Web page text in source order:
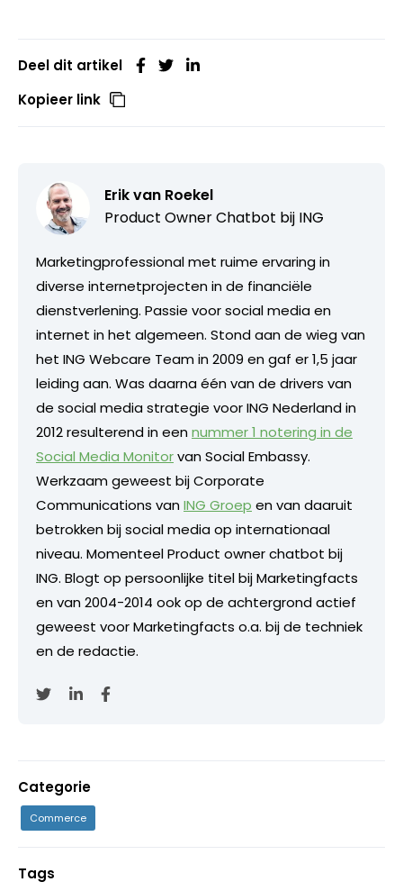
Deel dit artikel
Kopieer link
Erik van Roekel
Product Owner Chatbot bij ING
Marketingprofessional met ruime ervaring in
diverse internetprojecten in de financiële
dienstverlening. Passie voor social media en
internet in het algemeen. Stond aan de wieg van
het ING Webcare Team in 2009 en gaf er 1,5 jaar
leiding aan. Was daarna één van de drivers van
de social media strategie voor ING Nederland in
2012 resulterend in eennummer 1 notering in de
Social Media Monitorvan Social Embassy.
Werkzaam geweest bij Corporate
Communications vanING Groep en van daaruit
betrokken bij social media op internationaal
niveau. Momenteel Product owner chatbot bij
ING. Blogt op persoonlijke titel bij Marketingfacts
en van 2004-2014 ook op de achtergrond actief
geweest voor Marketingfacts o.a. bij de techniek
en de redactie.
Categorie
Commerce
Tags